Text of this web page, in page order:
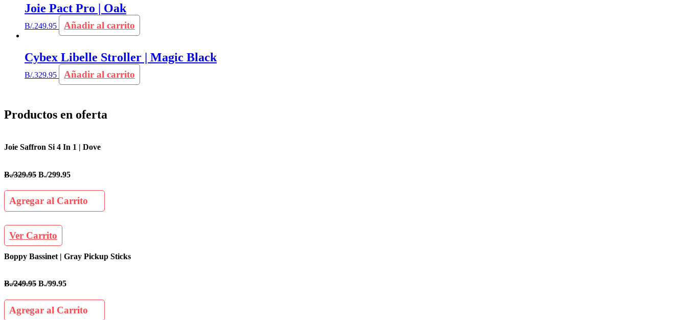
Joie Pact Pro | Oak
B/.249.95 Añadir al carrito
Cybex Libelle Stroller | Magic Black
B/.329.95 Añadir al carrito
Productos en oferta
Joie Saffron Si 4 In 1 | Dove
B./329.95 B./299.95
Agregar al Carrito
Ver Carrito
Boppy Bassinet | Gray Pickup Sticks
B./249.95 B./99.95
Agregar al Carrito